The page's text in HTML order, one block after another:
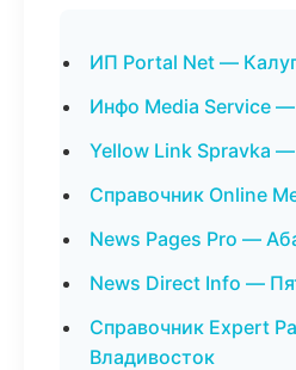
ИП Portal Net —
Инфо Media Service —
Yellow Link Spravka
Справочник Online
News Pages Pro —
News Direct Info —
Справочник Expert
Владивосток